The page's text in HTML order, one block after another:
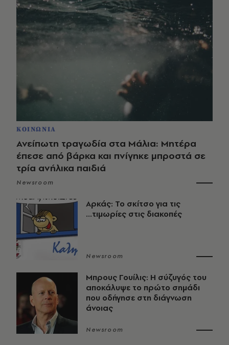
ΚΟΙΝΩΝΙΑ
Ανείπωτη τραγωδία στα Μάλια: Μητέρα
έπεσε από βάρκα και πνίγηκε μπροστά σε
τρία ανήλικα παιδιά
Newsroom
Αρκάς: Το σκίτσο για τις
...τιμωρίες στις διακοπές
Newsroom
Μπρους Γουίλις: Η σύζυγός του
αποκάλυψε το πρώτο σημάδι
που οδήγησε στη διάγνωση
άνοιας
Newsroom